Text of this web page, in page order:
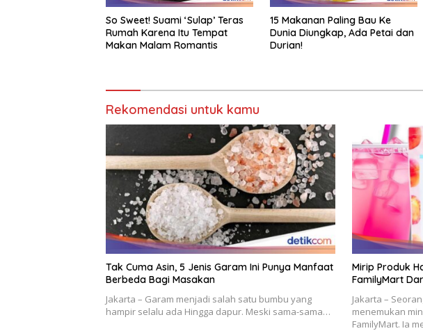
So Sweet! Suami ‘Sulap’ Teras
Rumah Karena Itu Tempat
Makan Malam Romantis
15 Makanan Paling Bau Ke
Dunia Diungkap, Ada Petai dan
Durian!
Rekomendasi untuk kamu
Tak Cuma Asin, 5 Jenis Garam Ini Punya Manfaat
Berbeda Bagi Masakan
Jakarta – Garam menjadi salah satu bumbu yang
hampir selalu ada Hingga dapur. Meski sama-sama…
Mirip Produk
FamilyMart
Jakarta –
menemukan
FamilyMart. Ia